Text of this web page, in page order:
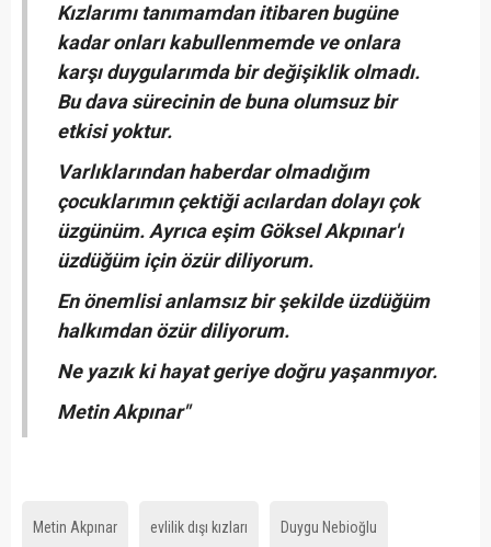
Kızlarımı tanımamdan itibaren bugüne
kadar onları kabullenmemde ve onlara
karşı duygularımda bir değişiklik olmadı.
Bu dava sürecinin de buna olumsuz bir
etkisi yoktur.
Varlıklarından haberdar olmadığım
çocuklarımın çektiği acılardan dolayı çok
üzgünüm. Ayrıca eşim Göksel Akpınar'ı
üzdüğüm için özür diliyorum.
En önemlisi anlamsız bir şekilde üzdüğüm
halkımdan özür diliyorum.
Ne yazık ki hayat geriye doğru yaşanmıyor.
Metin Akpınar"
Metin Akpınar evlilik dışı kızları Duygu Nebioğlu